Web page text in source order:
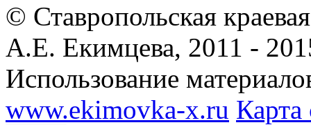
© Ставропольская
А.Е. Екимцева, 2011 -
Использование
www.ekimovka-x.ru Карта